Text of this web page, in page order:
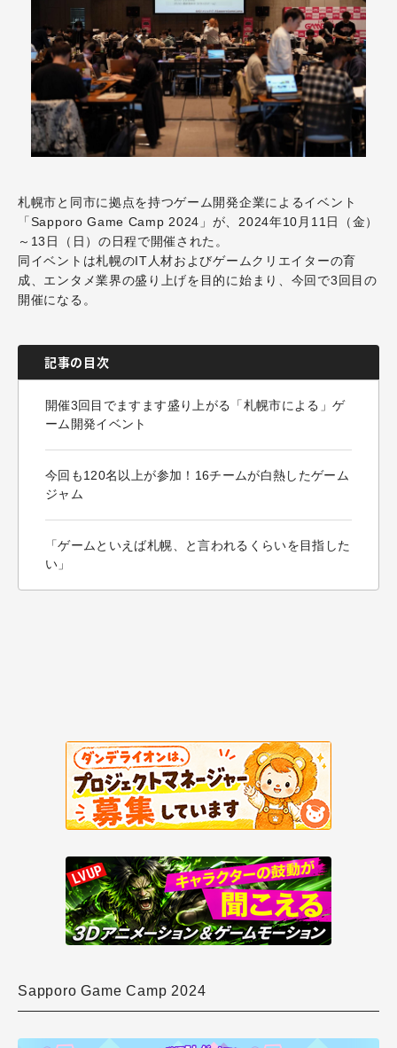
札幌市と同市に拠点を持つゲーム開発企業によるイベント
「Sapporo Game Camp 2024」が、2024年10月11日（金）
～13日（日）の日程で開催された。
同イベントは札幌のIT人材およびゲームクリエイターの育
成、エンタメ業界の盛り上げを目的に始まり、今回で3回目の
開催になる。
記事の目次
開催3回目でますます盛り上がる「札幌市による」ゲ
ーム開発イベント
今回も120名以上が参加！16チームが白熱したゲーム
ジャム
「ゲームといえば札幌、と言われるくらいを目指した
い」
Sapporo Game Camp 2024